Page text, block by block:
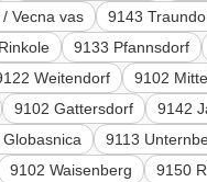
Vecna vas
9143
9133 Pfannsdorf
Weitendorf 9102
9102 Gattersdorf 9142
9113
9102 Waisenberg 9150